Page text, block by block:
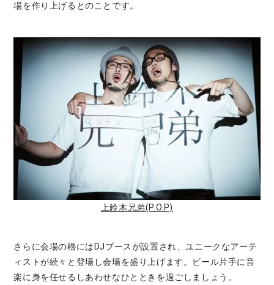
場を作り上げるとのことです。
上鈴木兄弟(P.O.P)
さらに会場の櫓にはDJブースが設置され、ユニークなアーテ
ィストが続々と登場し会場を盛り上げます。ビール片手に音
楽に身を任せるしあわせなひとときを過ごしましょう。